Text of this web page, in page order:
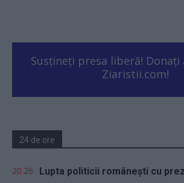
Susțineți presa liberă!
Ziaristii.com!
24 de ore
20.26 Lupta politicii românești cu